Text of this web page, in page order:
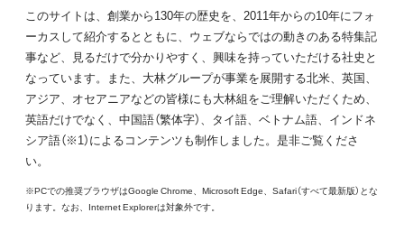
このサイトは、創業から130年の歴史を、2011年からの10年にフォ
ーカスして紹介するとともに、ウェブならではの動きのある特集記
事など、見るだけで分かりやすく、興味を持っていただける社史と
なっています。また、大林グループが事業を展開する北米、英国、
アジア、オセアニアなどの皆様にも大林組をご理解いただくため、
英語だけでなく、中国語（繁体字）、タイ語、ベトナム語、インドネ
シア語（※1）によるコンテンツも制作しました。是非ご覧くださ
い。
※PCでの推奨ブラウザはGoogle Chrome、Microsoft Edge、Safari（すべて最新版）とな
ります。なお、Internet Explorerは対象外です。